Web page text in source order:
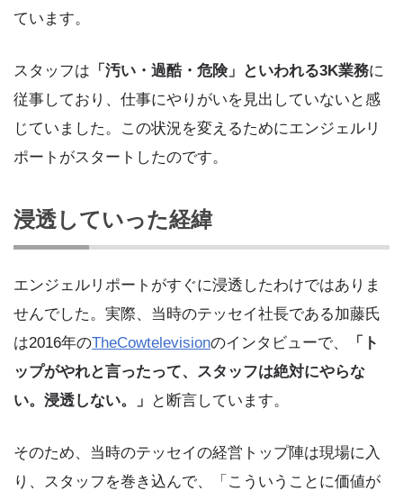
ています。
スタッフは 「汚い・過酷・危険」といわれる3K業務に
従事しており、仕事にやりがいを見出していないと感
じていました。この状況を変えるためにエンジェルリ
ポートがスタートしたのです。
浸透していった経緯
エンジェルリポートがすぐに浸透したわけではありま
せんでした。実際、当時のテッセイ社長である加藤氏
は2016年のTheCowtelevisionのインタビューで、
「ト
ップがやれと言ったって、スタッフは絶対にやらな
い。浸透しない。」
と断言しています。
そのため、当時のテッセイの経営トップ陣は現場に入
り、スタッフを巻き込んで、「こういうことに価値が